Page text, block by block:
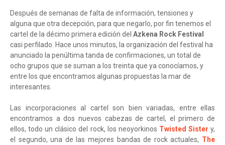
Después de semanas de falta de información, tensiones y
alguna que otra decepción, para que negarlo, por fin tenemos el
cartel de la décimo primera edición del Azkena Rock Festival
casi perfilado. Hace unos minutos, la organización del festival ha
anunciado la penúltima tanda de confirmaciones, un total de
ocho grupos que se suman a los treinta que ya conocíamos, y
entre los que encontramos algunas propuestas la mar de
interesantes.
Las incorporaciones al cartel son bien variadas, entre ellas
encontramos a dos nuevos cabezas de cartel, el primero de
ellos, todo un clásico del rock, los neoyorkinos Twisted Sister y,
el segundo, una de las mejores bandas de rock actuales, The